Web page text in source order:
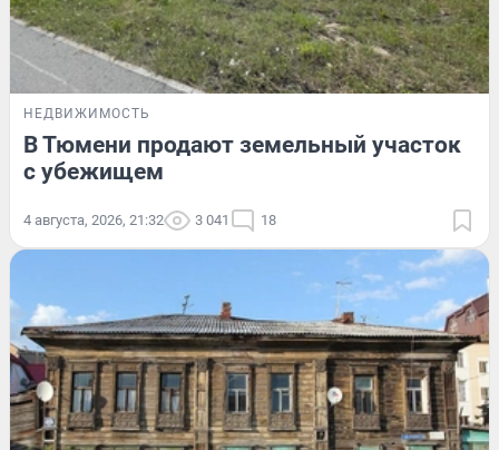
НЕДВИЖИМОСТЬ
В Тюмени продают земельный участок
с убежищем
4 августа, 2026, 21:32 3 041 18